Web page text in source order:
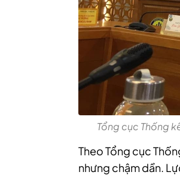
Tổng cục Thống
Theo Tổng cục
nhưng chậm dần.